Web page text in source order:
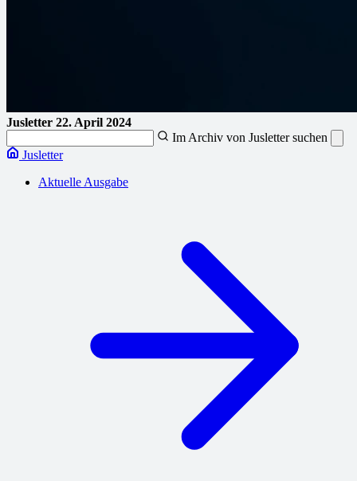
Jusletter 22. April 2024
Im Archiv von Jusletter suchen
Jusletter
Aktuelle Ausgabe